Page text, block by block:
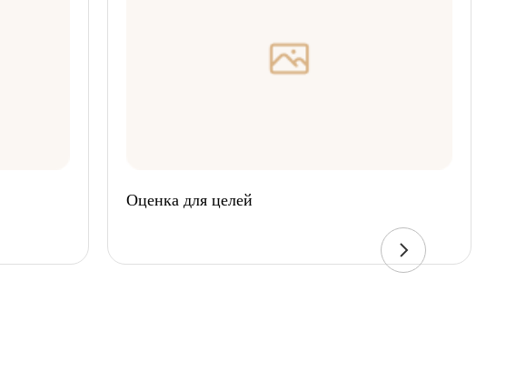
Оценка для целей